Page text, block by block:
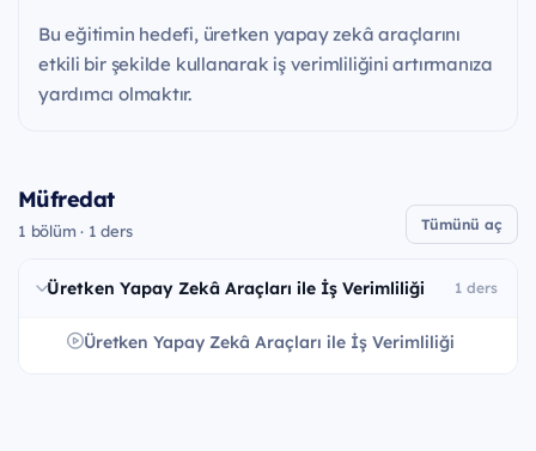
Bu eğitimin hedefi, üretken yapay zekâ araçlarını
etkili bir şekilde kullanarak iş verimliliğini artırmanıza
yardımcı olmaktır.
Müfredat
1 bölüm · 1 ders Tümünü aç
Üretken Yapay Zekâ Araçları ile İş Verimliliği 1 ders
Üretken Yapay Zekâ Araçları ile İş Verimliliği